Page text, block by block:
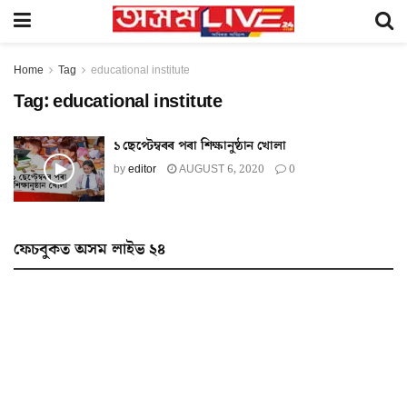
Home Tag educational institute
Tag:educational institute
১ ছেপ্টেম্বৰৰ পৰা শিক্ষানুষ্ঠান খোলা
byeditor AUGUST 6, 2020 0
ফেচবুকত অসম লাইভ ২৪